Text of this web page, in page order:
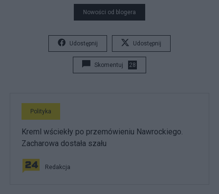
Nowości od blogera
Udostępnij Udostępnij
Skomentuj 28
Polityka
Kreml wściekły po przemówieniu Nawrockiego.
Zacharowa dostała szału
Redakcja